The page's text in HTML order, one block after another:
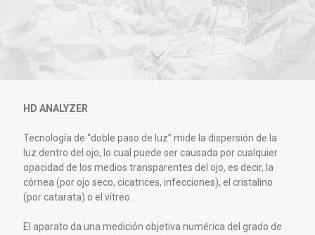
HD ANALYZER
Tecnología de “doble paso de luz” mide la dispersión de la
luz dentro del ojo, lo cual puede ser causada por cualquier
opacidad de los medios transparentes del ojo, es decir, la
córnea (por ojo seco, cicatrices, infecciones), el cristalino
(por catarata) o el vítreo.
El aparato da una medición objetiva numérica del grado de